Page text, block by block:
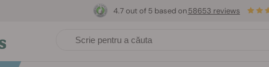
4.7 out of 5 based on 58653 reviews